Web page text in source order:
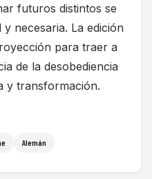
futuros distintos se
necesaria. La edición
para traer a
de la desobediencia
y transformación.
Alemán